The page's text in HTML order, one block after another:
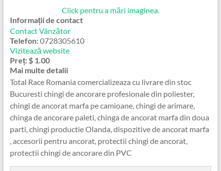
Click pentru a mări imaginea.
Informații de contact
Contact Vânzător
Telefon:0728305610
Vizitează website
Preț:$ 1.00
Mai multe detalii
Total Race Romania comercializeaza cu livrare din stoc
Bucuresti chingi de ancorare profesionale din poliester,
chingi de ancorat marfa pe camioane, chingi de arimare,
chinga de ancorare paleti, chinga de ancorat marfa din doua
parti, chingi productie Olanda, dispozitive de ancorat marfa
, accesorii pentru ancorat, protectii chingi de ancorat,
protectii chingi de ancorare din PVC